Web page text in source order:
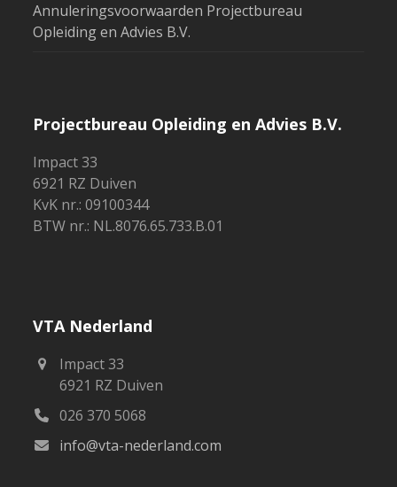
Annuleringsvoorwaarden Projectbureau
Opleiding en Advies B.V.
Projectbureau Opleiding en Advies B.V.
Impact 33
6921 RZ Duiven
KvK nr.: 09100344
BTW nr.: NL.8076.65.733.B.01
VTA Nederland
Impact 33
6921 RZ Duiven
026 370 5068
info@vta-nederland.com